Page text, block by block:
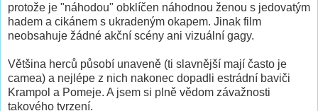
protože je "náhodou" obklíčen náhodnou ženou s jedovatým
hadem a cikánem s ukradeným okapem. Jinak film
neobsahuje žádné akční scény ani vizuální gagy.
Většina herců působí unaveně (ti slavnější mají často je
camea) a nejlépe z nich nakonec dopadli estrádní baviči
Krampol a Pomeje. A jsem si plně vědom závažnosti
takového tvrzení.